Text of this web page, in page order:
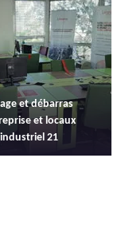
et débarras
et locaux
industriel 21